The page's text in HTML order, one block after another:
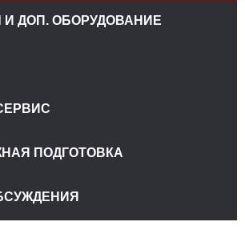
ДОП. ОБОРУДОВАНИЕ
ПОДГОТОВКА